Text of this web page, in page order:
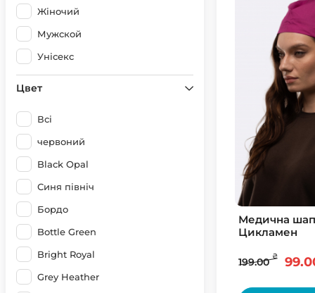
Жіночий
Мужской
Унісекс
Цвет
Всі
червоний
Black Opal
Синя північ
Бордо
Bottle Green
Bright Royal
Grey Heather
Медична
Цикламен
199.00 ₴